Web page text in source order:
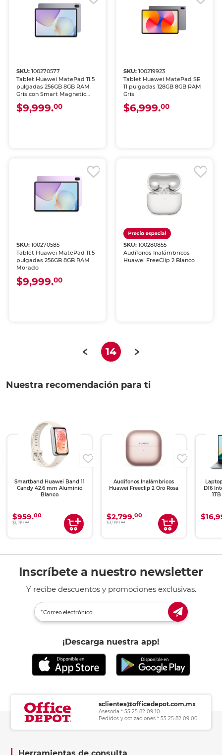
SKU:100270577
Tablet Huawei MatePad 11.5
pulgadas 256GB 8GB RAM
Gris con Smart Magnetic
Keyboard
$9,999.00
SKU: 100219923
Tablet Huawei MatePad SE
11 pulgadas 128GB 8GB RAM
Gris
$6,999.00
SKU:100270585
Tablet Huawei MatePad 11.5
pulgadas 256GB 8GB RAM
Morado
$9,999.00
SKU: 100280855
Audífonos Inalámbricos
Huawei FreeClip 2 Blanco
14(current)
Nuestra recomendación para ti
Smartband Huawei Band 11
Candy 42.6 mm Aluminio
Blanco
$959.00
$1,199.00
Audífonos Inalámbricos
Huawei Freeclip 2 Oro Rosa
$2,799.00
$3,999.00
D16
Inscríbete a nuestro newsletter
Y recibe descuentos y promociones exclusivas.
¡Descarga nuestra app!
sclientes@officedepot.com.mx
Asesoría * 55 25 82 09 10
Pedidos y cotizaciones * 55 25 82 09 00
Herramientas de consulta